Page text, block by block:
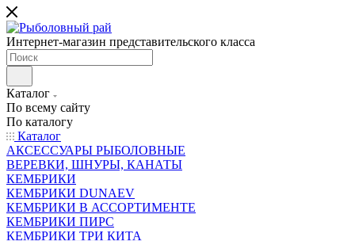
Интернет-магазин представительского класса
Каталог
По всему сайту
По каталогу
Каталог
АКСЕССУАРЫ РЫБОЛОВНЫЕ
ВЕРЕВКИ, ШНУРЫ, КАНАТЫ
КЕМБРИКИ
КЕМБРИКИ DUNAEV
КЕМБРИКИ В АССОРТИМЕНТЕ
КЕМБРИКИ ПИРС
КЕМБРИКИ ТРИ КИТА